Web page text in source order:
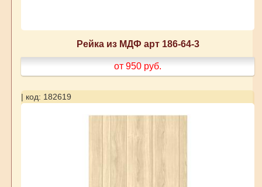
Рейка из МДФ арт 186-64-3
от 950 руб.
| код: 182619